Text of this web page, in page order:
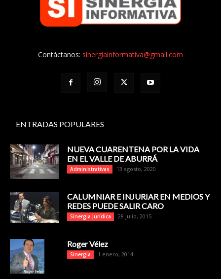
Contáctanos: sinergiainformativa@gmail.com
ENTRADAS POPULARES
NUEVA CUARENTENA POR LA VIDA
EN EL VALLE DE ABURRÁ
Administrativas 13 agosto, 2020
CALUMNIAR E INJURIAR EN MEDIOS Y
REDES PUEDE SALIR CARO
Sinergia Jurídica 28 julio, 2015
Roger Vélez
Sinergia 1 enero, 2014